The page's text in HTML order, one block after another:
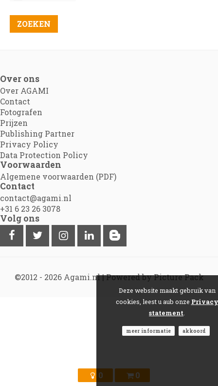
0 0
Over ons
Over AGAMI
Contact
Fotografen
Prijzen
Publishing Partner
Privacy Policy
Data Protection Policy
Voorwaarden
Algemene voorwaarden (PDF)
Contact
contact@agami.nl
+31 6 23 26 3078
Volg ons
©2012 - 2026 Agami.nl|Powered by Picture Pack
Deze website maakt gebruik van
cookies, leest u aub onze Privacy
statement
meer informatie akkoord